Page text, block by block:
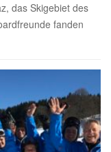
das Skigebiet des
fanden